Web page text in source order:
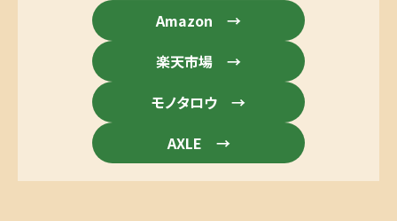
Amazon →
楽天市場 →
モノタロウ →
AXLE →